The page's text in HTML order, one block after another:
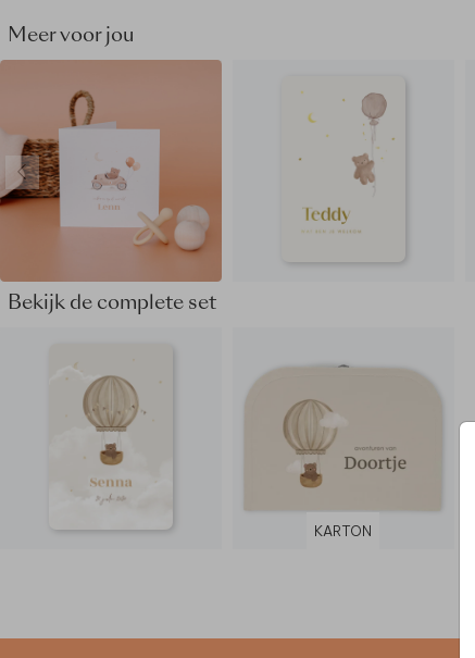
stijl.
Meer voor jou
Bekijk de complete set
KARTON